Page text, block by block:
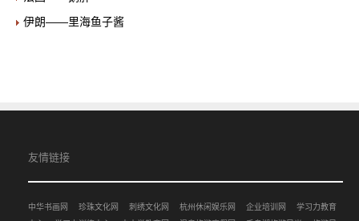
伊朗——里海鱼子酱
友情链接
中华书画网 珍珠文化网 刺绣文化网 杭州休闲娱乐网 企业培训网
学习力教育